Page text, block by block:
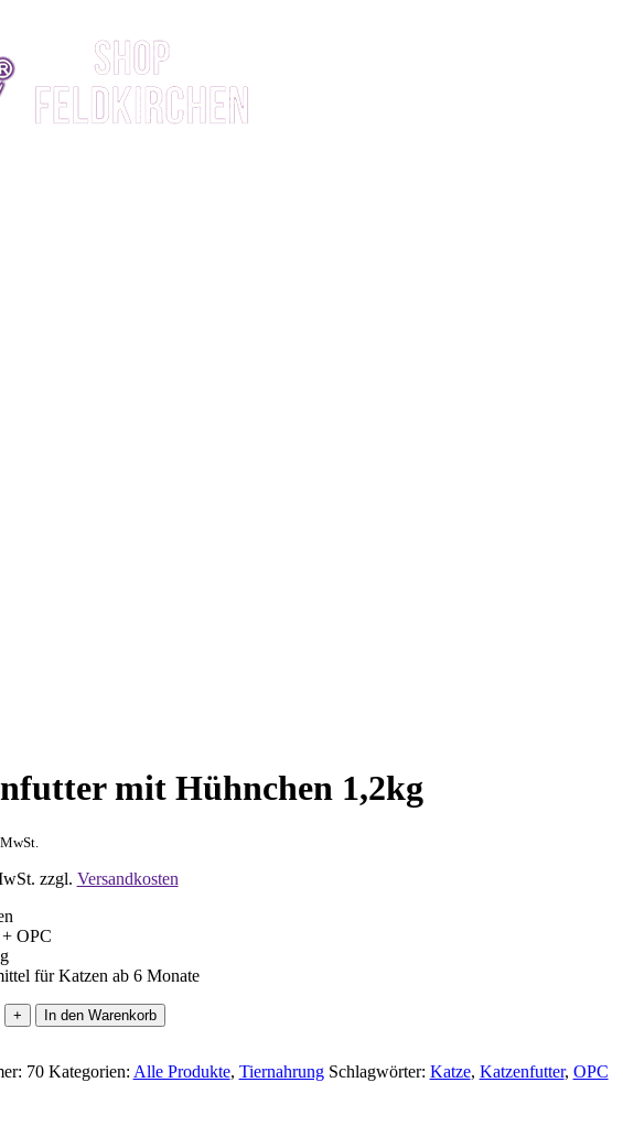
mit Hühnchen 1,2kg
zzgl. Versandkosten
OPC
für Katzen ab 6 Monate
In den Warenkorb
70 Kategorien: Alle Produkte, Tiernahrung Schlagwörter: Katze, Katzenfutter, OPC